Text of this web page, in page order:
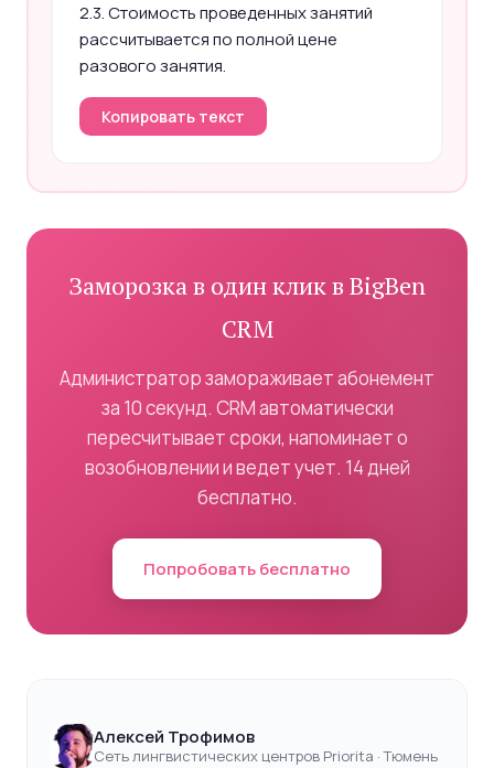
2.3. Стоимость проведенных занятий
рассчитывается по полной цене
разового занятия.
Копировать текст
Заморозка в один клик в BigBen
CRM
Администратор замораживает абонемент
за 10 секунд. CRM автоматически
пересчитывает сроки, напоминает о
возобновлении и ведет учет. 14 дней
бесплатно.
Попробовать бесплатно
Алексей Трофимов
Сеть лингвистических центров Priorita · Тюмень